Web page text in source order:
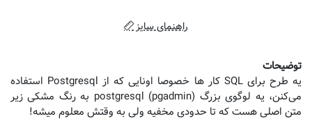
راهنمای سایز
توضیحات
یه طرح برای SQL کار ها خصوصا اونایی که از Postgresql استفاده
می‌کنن، یه لوگوی بزرگ postgresql (pgadmin) به رنگ مشکی زیر
متن اصلی هست که تا حدودی مخفیه ولی به وقتش معلوم میشه!